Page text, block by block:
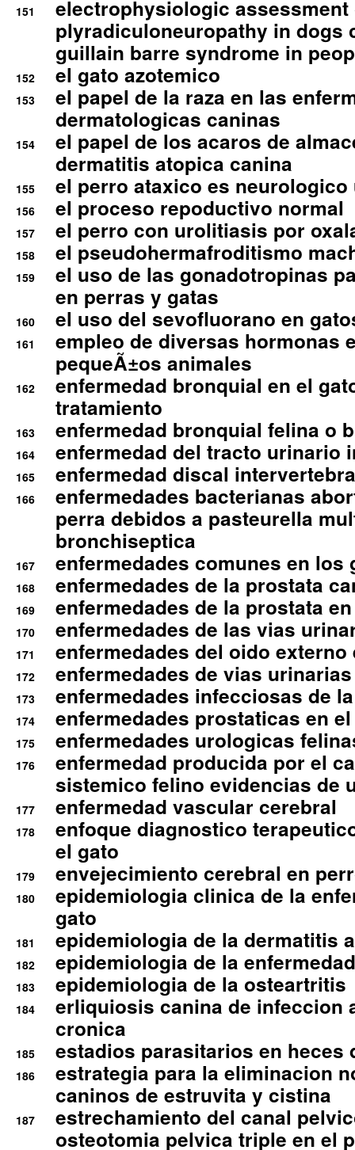
151
electrophysiologic assessment
plyradiculoneuropathy in dogs
guillain barre syndrome in
152 el gato azotemico
153
el papel de la raza en las
dermatologicas caninas
154
el papel de los acaros de
dermatitis atopica canina
155 el perro ataxico es
156 el proceso repoductivo normal
157 el perro con urolitiasis por
158 el pseudohermafroditismo
159
el uso de las gonadotropinas
en perras y gatas
160 el uso del sevofluorano en
161
empleo de diversas hormonas
pequeÃ±os animales
162
enfermedad bronquial en el
tratamiento
163 enfermedad bronquial felina o
164 enfermedad del tracto urinario
165 enfermedad discal
166
enfermedades bacterianas
perra debidos a pasteurella
bronchiseptica
167 enfermedades comunes en los
168 enfermedades de la prostata
169 enfermedades de la prostata
170 enfermedades de las vias
171 enfermedades del oido
172 enfermedades de vias
173 enfermedades infecciosas de
174 enfermedades prostaticas en
175 enfermedades urologicas
176
enfermedad producida por el
sistemico felino evidencias de
177 enfermedad vascular cerebral
178
enfoque diagnostico
el gato
179 envejecimiento cerebral en
180
epidemiologia clinica de la
gato
181 epidemiologia de la dermatitis
182 epidemiologia de la
183 epidemiologia de la osteartritis
184
erliquiosis canina de infeccion
cronica
185 estadios parasitarios en heces
186
estrategia para la eliminacion
caninos de estruvita y cistina
187
estrechamiento del canal
osteotomia pelvica triple en el